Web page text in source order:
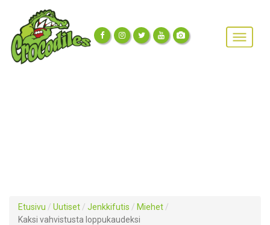
Etusivu / Uutiset / Jenkkifutis / Miehet /
Kaksi vahvistusta loppukaudeksi